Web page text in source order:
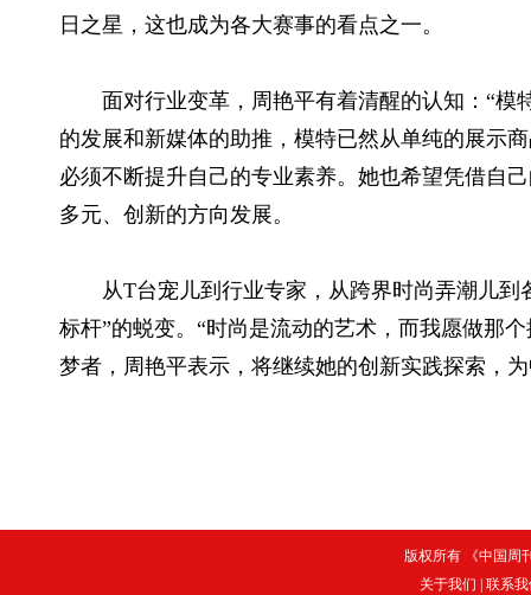
日之星，这也成为各大赛事的看点之一。
面对行业变革，周艳平有着清醒的认知：“模
的发展和新媒体的助推，模特已然从单纯的展示
必须不断提升自己的专业素养。她也希望凭借自
多元、创新的方向发展。
从T台宠儿到行业专家，从跨界时尚弄潮儿
标杆”的蜕变。“时尚是流动的艺术，而我愿做那
梦者，周艳平表示，将继续她的创新实践探索，
版权所有 《中国周
关于我们
联系